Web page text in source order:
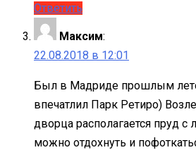
Ответить
Максим:
22.08.2018 в 12:01
Был в Мадриде прошлым
впечатлил Парк Ретиро)
дворца располагается пруд с
можно отдохнуть и